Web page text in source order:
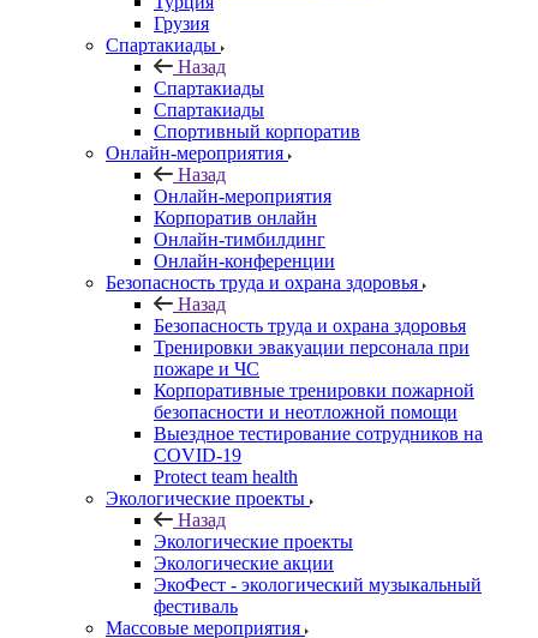
Грузия
Спартакиады
Назад
Спартакиады
Спартакиады
Спортивный корпоратив
Онлайн-мероприятия
Назад
Онлайн-мероприятия
Корпоратив онлайн
Онлайн-тимбилдинг
Онлайн-конференции
Безопасность труда и охрана здоровья
Назад
Безопасность труда и охрана здоровья
Тренировки эвакуации персонала при
пожаре и ЧС
Корпоративные тренировки пожарной
безопасности и неотложной помощи
Выездное тестирование сотрудников на
COVID-19
Protect team health
Экологические проекты
Назад
Экологические проекты
Экологические акции
ЭкоФест - экологический музыкальный
фестиваль
Массовые мероприятия